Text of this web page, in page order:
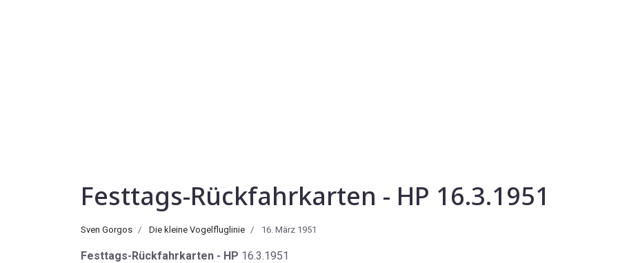
Festtags-Rückfahrkarten - HP 16.3.1951
Sven Gorgos Die kleine Vogelfluglinie 16. März 1951
Festtags-Rückfahrkarten - HP 16.3.1951